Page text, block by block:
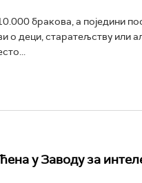
бракова, a поједини
о деци, старатељству или
у Заводу за